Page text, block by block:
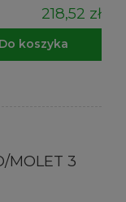
218,52 zł
Do koszyka
MOLET 3